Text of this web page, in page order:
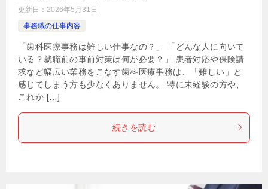
更新日： 2026年5月31日
事務職の仕事内容
「歯科医療事務は難しい仕事なの？」 「どんな人に向いて
いる？就職前の事前対策は何が必要？」 患者対応や保険請
求など幅広い業務をこなす歯科医療事務は、「難しい」と
感じてしまう方も少なくありません。 特に未経験の方や、
これか […]
続きを読む